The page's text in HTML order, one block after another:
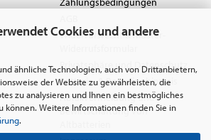
Cookies und andere
ähnliche Technologien, auch von Drittanbietern,
der Website zu gewährleisten, die
zu analysieren und Ihnen ein bestmögliches
können. Weitere Informationen finden Sie in
.
Widerrufsrecht & Muster-
Privatsphäre und Datenschutz
Batterie- & Recyclinghinweis
Abfallvermeidung und
Bewirtschaftung von